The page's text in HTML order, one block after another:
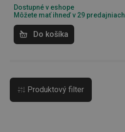
Dostupné v eshope
Môžete mať ihneď v 29 predajniach
Do košíka
Produktový filter